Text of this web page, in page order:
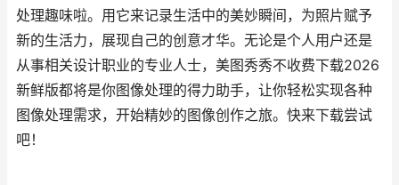
处理趣味啦。用它来记录生活中的美妙瞬间，为照片赋予
新的生活力，展现自己的创意才华。无论是个人用户还是
从事相关设计职业的专业人士，美图秀秀不收费下载2026
新鲜版都将是你图像处理的得力助手，让你轻松实现各种
图像处理需求，开始精妙的图像创作之旅。快来下载尝试
吧！